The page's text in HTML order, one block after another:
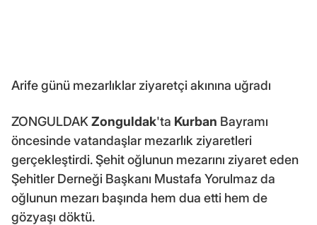
Arife günü mezarlıklar ziyaretçi akınına uğradı
ZONGULDAKZonguldak'ta Kurban Bayramı
öncesinde vatandaşlar mezarlık ziyaretleri
gerçekleştirdi. Şehit oğlunun mezarını ziyaret eden
Şehitler Derneği Başkanı Mustafa Yorulmaz da
oğlunun mezarı başında hem dua etti hem de
gözyaşı döktü.